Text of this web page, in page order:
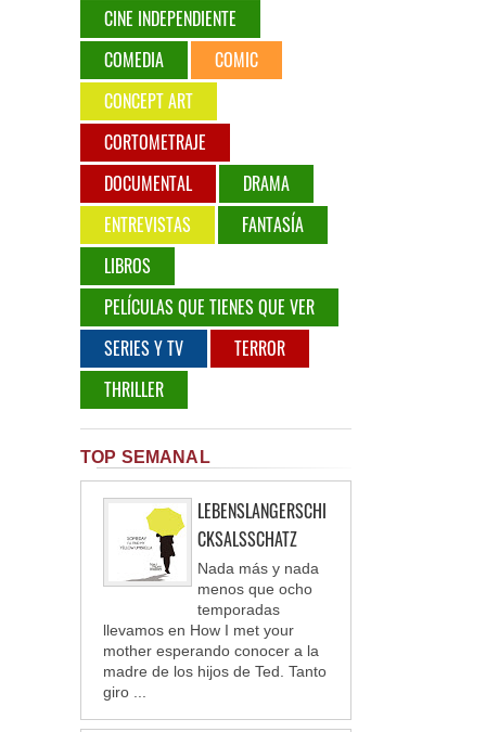
CINE INDEPENDIENTE
COMEDIA
COMIC
CONCEPT ART
CORTOMETRAJE
DOCUMENTAL
DRAMA
ENTREVISTAS
FANTASÍA
LIBROS
PELÍCULAS QUE TIENES QUE VER
SERIES Y TV
TERROR
THRILLER
TOP SEMANAL
LEBENSLANGERSCHI
CKSALSSCHATZ
Nada más y nada
menos que ocho
temporadas
llevamos en How I met your
mother esperando conocer a la
madre de los hijos de Ted. Tanto
giro ...